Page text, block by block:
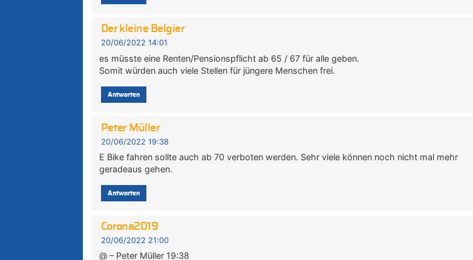
Der kleine Belgier
20/06/2022 14:01
es müsste eine Renten/Pensionspflicht ab 65 / 67 für alle geben.
Somit würden auch viele Stellen für jüngere Menschen frei.
Antworten
Peter Müller
20/06/2022 19:38
E Bike fahren sollte auch ab 70 verboten werden. Sehr viele können noch nicht mal mehr
geradeaus gehen.
Antworten
Corona2019
20/06/2022 21:00
@ – Peter Müller 19:38